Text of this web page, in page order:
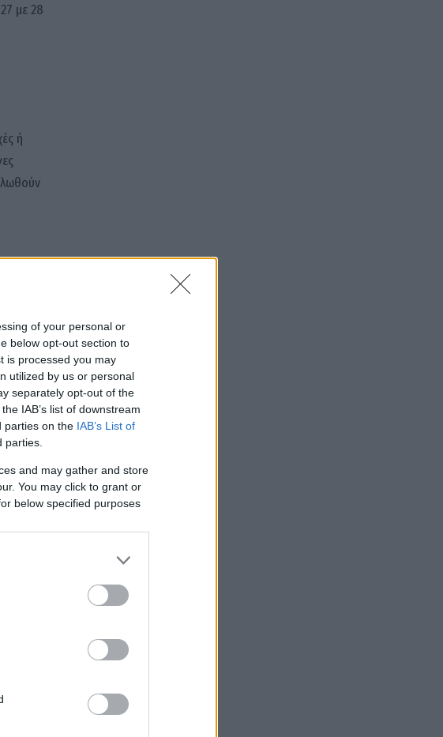
of your personal or
below opt-out section to
is processed you may
utilized by us or personal
separately opt-out of the
IAB’s list of downstream
parties on the IAB’s List of
parties.
and may gather and store
You may click to grant or
below specified purposes
με 28
ή